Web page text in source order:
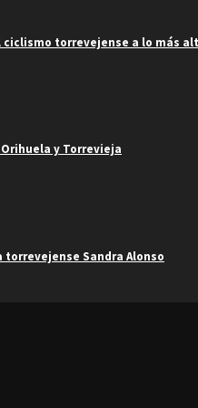
ciclismo torrevejense a lo más
y Torrevieja
Sandra Alonso